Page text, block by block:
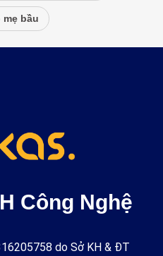
bầu
Công Nghệ
do Sở KH & ĐT